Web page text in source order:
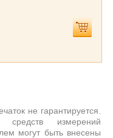
не гарантируется.
средств измерений
могут быть внесены